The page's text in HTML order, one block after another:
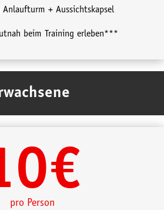
Anlaufturm + Aussichtskapsel
beim Training erleben***
pro Person